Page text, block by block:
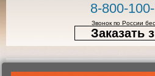
8-800-
Звонок по России
Заказать
Главная
Каталог коммунальной